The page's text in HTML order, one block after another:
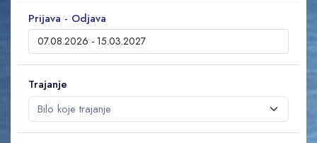
Prijava - Odjava
Trajanje